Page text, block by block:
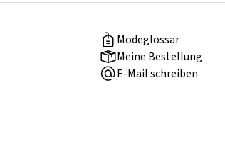
Modeglossar
Meine Bestellung
E-Mail schreiben